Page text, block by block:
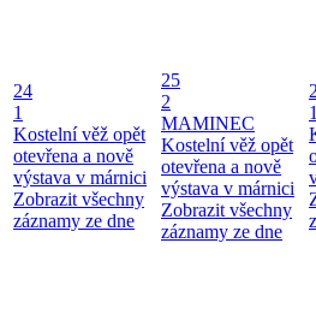
24
1
Kostelní věž opět
otevřena a nově
výstava v márnici
Zobrazit všechny
záznamy ze dne
25
2
MAMINEC
Kostelní věž opět
otevřena a nově
výstava v márnici
Zobrazit všechny
záznamy ze dne
1